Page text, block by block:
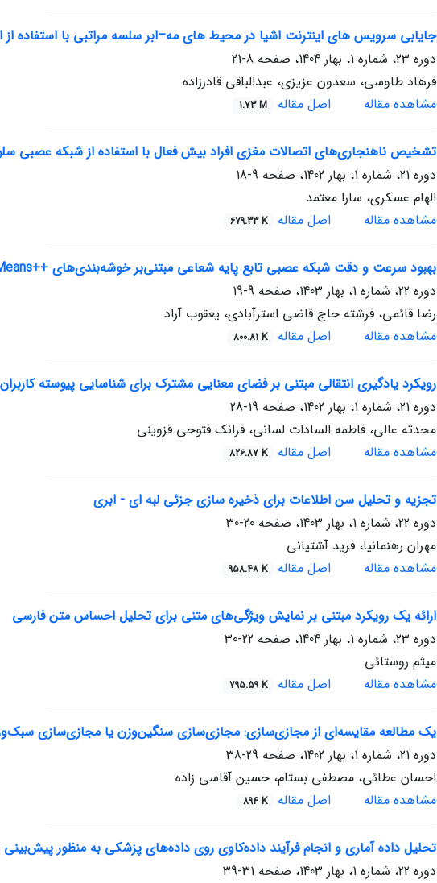
جایابی سرویس های اینترنت اشیا در محیط های مه–ابر سلسه مراتبی با استفاده از
دوره 23، شماره 1، بهار 1404، صفحه
8-21
فرهاد طاوسی، سعدون عزیزی، عبدالباقی قادرزاده
مشاهده مقاله
اصل مقاله 1.73 M
تشخیص ناهنجاری‌های اتصالات مغزی افراد بیش فعال با استفاده از شبکه عصبی
دوره 21، شماره 1، بهار 1402، صفحه
9-18
الهام عسکری، سارا معتمد
مشاهده مقاله
اصل مقاله 679.33 K
بهبود سرعت و دقت شبکه عصبی تابع پایه شعاعی مبتنی‌بر خوشه‌بندی‌های ++K-Means و DBSCAN برای مجموعه داده های بزرگ
دوره 22، شماره 1، بهار 1403، صفحه
9-19
رضا قائمی، فرشته حاج قاضی استرآبادی، یعقوب آراد
مشاهده مقاله
اصل مقاله 800.81 K
رویکرد یادگیری انتقالی مبتنی بر فضای معنایی مشترک برای شناسایی پیوسته
دوره 21، شماره 1، بهار 1402، صفحه
19-28
محدثه عالی، فاطمه السادات لسانی، فرانک فتوحی قزوینی
مشاهده مقاله
اصل مقاله 826.87 K
تجزیه و تحلیل سن اطلاعات برای ذخیره سازی جزئی لبه ای - ابری
دوره 22، شماره 1، بهار 1403، صفحه
20-30
مهران رهنمانیا، فرید آشتیانی
مشاهده مقاله
اصل مقاله 958.48 K
ارائه یک رویکرد مبتنی بر نمایش ویژگی‌های متنی برای تحلیل احساس متن فارسی
دوره 23، شماره 1، بهار 1404، صفحه
22-30
میثم روستائی
مشاهده مقاله
اصل مقاله 795.59 K
یک مطالعه مقایسه‌ای از مجازی‌سازی: مجازی‌سازی سنگین‌وزن یا مجازی‌سازی
دوره 21، شماره 1، بهار 1402، صفحه
29-38
احسان عطائی، مصطفی بستام، حسین آقاسی زاده
مشاهده مقاله
اصل مقاله 894 K
تحلیل داده آماری و انجام فرآیند داده‌کاوی روی داده‌های پزشکی به منظور
دوره 22، شماره 1، بهار 1403، صفحه
31-39